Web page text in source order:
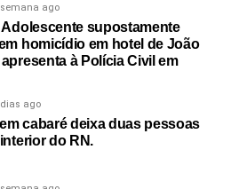
semana ago
supostamente
homicídio em hotel de João
à Polícia Civil em
ago
cabaré deixa duas pessoas
do RN.